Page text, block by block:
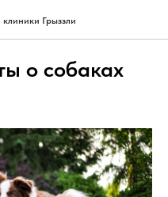
Грыззли
о собаках